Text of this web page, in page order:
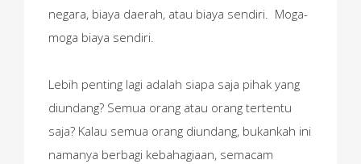
negara, biaya daerah, atau biaya sendiri. Moga-
moga biaya sendiri.
Lebih penting lagi adalah siapa saja pihak yang
diundang? Semua orang atau orang tertentu
saja? Kalau semua orang diundang, bukankah ini
namanya berbagi kebahagiaan, semacam